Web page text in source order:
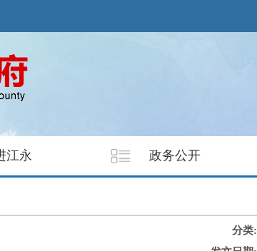
江永 政务公开
分类: